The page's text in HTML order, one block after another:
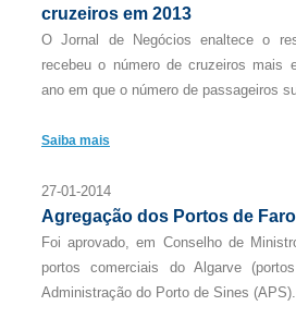
cruzeiros em 2013
O Jornal de Negócios enaltece o
recebeu o número de cruzeiros mais
ano em que o número de passageiros
Saiba mais
27-01-2014
Agregação dos Portos de
Foi aprovado, em Conselho de
portos comerciais do Algarve
Administração do Porto de Sines (APS).